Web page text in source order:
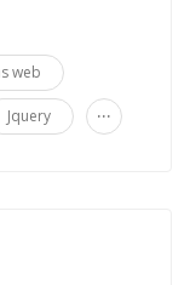
web
Jquery ...